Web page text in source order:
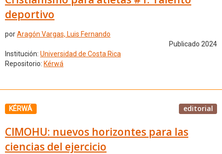
deportivo
porAragón Vargas, Luis Fernando
Publicado 2024
Institución: Universidad de Costa Rica
Repositorio: Kérwá
KÉRWÁ editorial
CIMOHU: nuevos horizontes para las
ciencias del ejercicio